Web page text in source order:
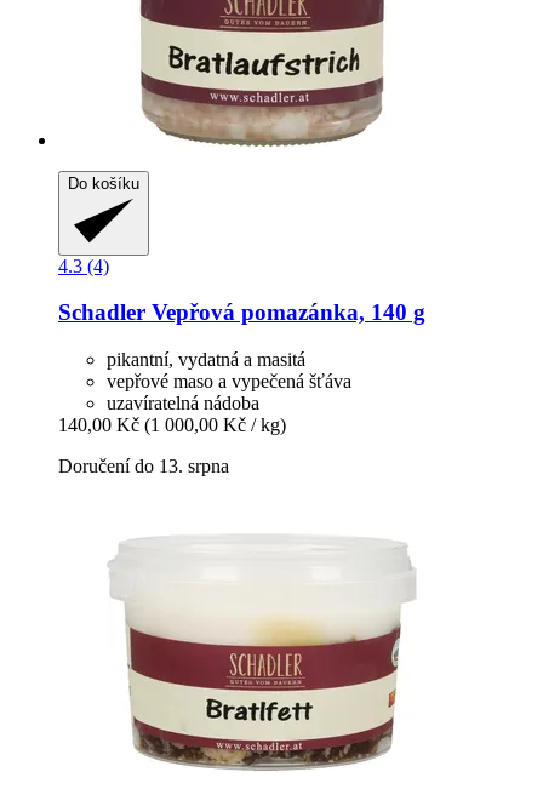
Do košíku
4.3 (4)
Schadler Vepřová pomazánka, 140 g
pikantní, vydatná a masitá
vepřové maso a vypečená šťáva
uzavíratelná nádoba
140,00 Kč (1 000,00 Kč / kg)
Doručení do 13. srpna